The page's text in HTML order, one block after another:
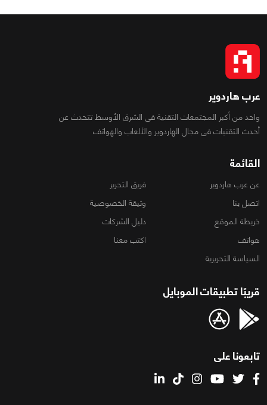
عرب هاردوير
واحد من أكبر المجتمعات التقنية فى الشرق الأوسط تتحدث عن
أحدث التقنيات فى مجال الهاردوير والألعاب والهواتف
القائمة
عن عرب هاردوير
فريق التحرير
اتصل بنا
وثيقة الخصوصية
خريطة الموقع
دليل الشركات
هواتف
اكتب معنا
السياسة التحريرية
قريبًا تطبيقات الموبايل
تابعونا على